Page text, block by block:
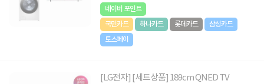
네이버 포인트
국민카드
하나카드 롯데카드
삼성카드
토스페이
[LG전자] [세트상품] 189cm QNED TV